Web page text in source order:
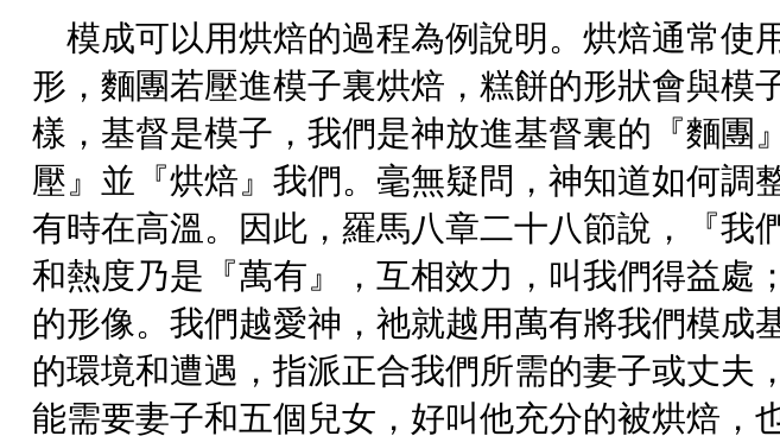
模成可以用烘焙的過程為例說明。烘焙通常使
形，麵團若壓進模子裏烘焙，糕餅的形狀會與模
樣，基督是模子，我們是神放進基督裏的『麵團
壓』並『烘焙』我們。毫無疑問，神知道如何調
有時在高溫。因此，羅馬八章二十八節說，『我
和熱度乃是『萬有』，互相效力，叫我們得益處
的形像。我們越愛神，祂就越用萬有將我們模成
的環境和遭遇，指派正合我們所需的妻子或丈
能需要妻子和五個兒女，好叫他充分的被烘焙，